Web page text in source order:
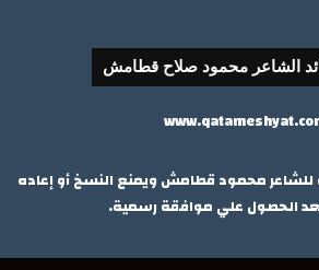
الشاعر محمود صلاح قطامش
محمود قطامش ويمنع النسخ أو إعاده
بعد الحصول علي موافقة رسمية.